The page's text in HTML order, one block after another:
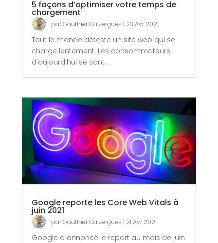
5 façons d’optimiser votre temps de
chargement
parGauthier Caizergues | 23 Avr 2021
Tout le monde déteste un site web qui se
charge lentement. Les consommateurs
d'aujourd'hui se sont...
Google reporte les Core Web Vitals à
juin 2021
parGauthier Caizergues | 21 Avr 2021
Google a annoncé le report au mois de juin